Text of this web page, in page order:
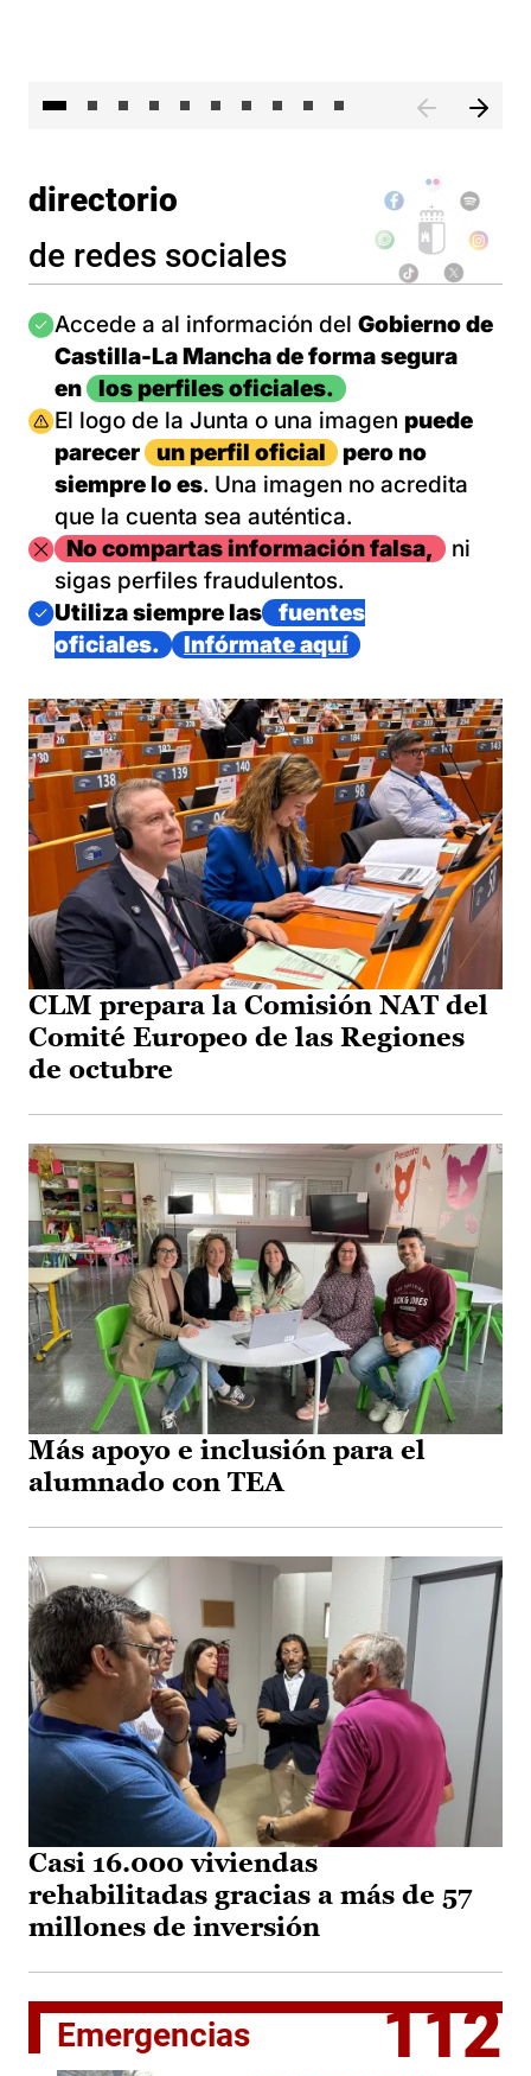
directorio
de redes sociales
Imagen
Accede a al información del Gobierno de
Castilla-La Mancha de forma segura
en
los perfiles oficiales.
Imagen
El logo de la Junta o una imagen puede
parecer
un perfil oficial
pero no
siempre lo es. Una imagen no acredita
que la cuenta sea auténtica.
ImagenNo compartas información falsa,
ni
sigas perfiles fraudulentos.
Imagen
Utiliza siempre las
fuentes
oficiales.
Infórmate aquí
CLM prepara la Comisión NAT del
Comité Europeo de las Regiones
de octubre
Más apoyo e inclusión para el
alumnado con TEA
Casi 16.000 viviendas
rehabilitadas gracias a más de 57
millones de inversión
Emergencias 112